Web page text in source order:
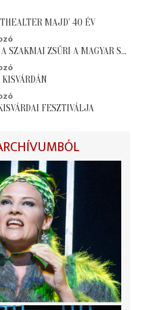
MAJD’ 40 ÉV
MEGÚJULT VÁRSZÍNPAD, A SZAKMAI ZSŰRI A MAGYAR SZÍNHÁZAK 38. KISVÁRDAI FESZTIVÁLJÁN
FESZTIVÁLJA